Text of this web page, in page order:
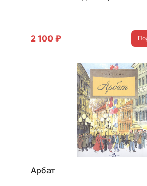
2 100 ₽
Арбат